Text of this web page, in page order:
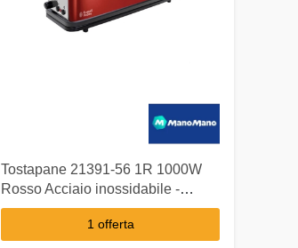
Tostapane 21391-56 1R 1000W
Rosso Acciaio inossidabile -
Russell Hobbs
1 offerta